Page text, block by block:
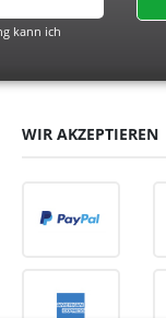
kann ich
WIR AKZEPTIEREN